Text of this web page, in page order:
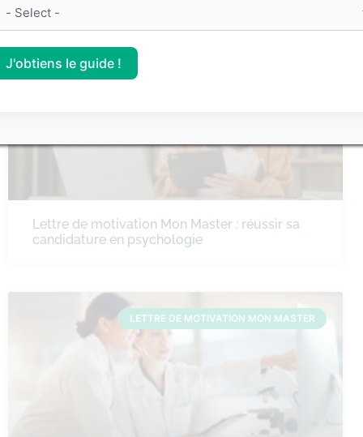
Lettre de motivation Mon Master : réussir sa
candidature en psychologie
LETTRE DE MOTIVATION MON MASTER
J'obtiens le guide !